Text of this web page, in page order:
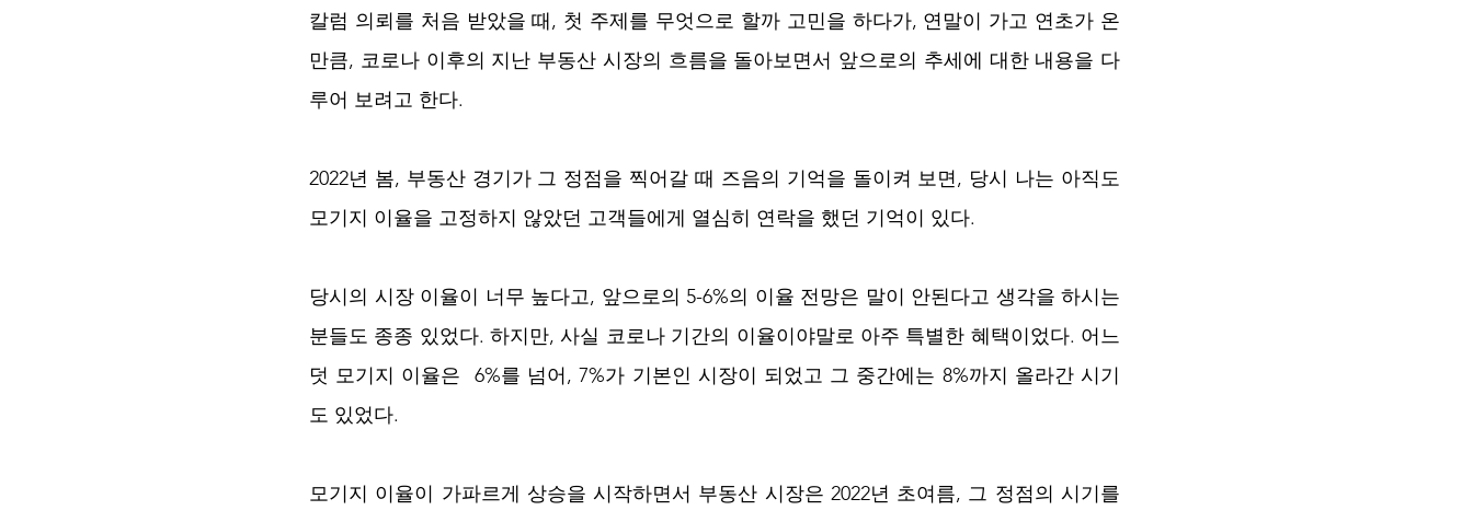
칼럼 의뢰를 처음 받았을 때, 첫 주제를 무엇으로 할까 고민을 하다가, 연말이 가고 연초가 온
만큼, 코로나 이후의 지난 부동산 시장의 흐름을 돌아보면서 앞으로의 추세에 대한 내용을 다
루어 보려고 한다.
2022년 봄, 부동산 경기가 그 정점을 찍어갈 때 즈음의 기억을 돌이켜 보면, 당시 나는 아직도
모기지 이율을 고정하지 않았던 고객들에게 열심히 연락을 했던 기억이 있다.
당시의 시장 이율이 너무 높다고, 앞으로의 5-6%의 이율 전망은 말이 안된다고 생각을 하시는
분들도 종종 있었다. 하지만, 사실 코로나 기간의 이율이야말로 아주 특별한 혜택이었다. 어느
덧 모기지 이율은  6%를 넘어, 7%가 기본인 시장이 되었고 그 중간에는 8%까지 올라간 시기
도 있었다.
모기지 이율이 가파르게 상승을 시작하면서 부동산 시장은 2022년 초여름, 그 정점의 시기를